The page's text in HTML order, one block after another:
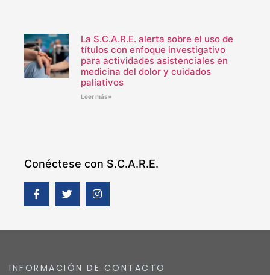
La S.C.A.R.E. alerta sobre el uso de
títulos con enfoque investigativo
para actividades asistenciales en
medicina del dolor y cuidados
paliativos
Leer más»
Conéctese con S.C.A.R.E.
INFORMACIÓN DE CONTACTO